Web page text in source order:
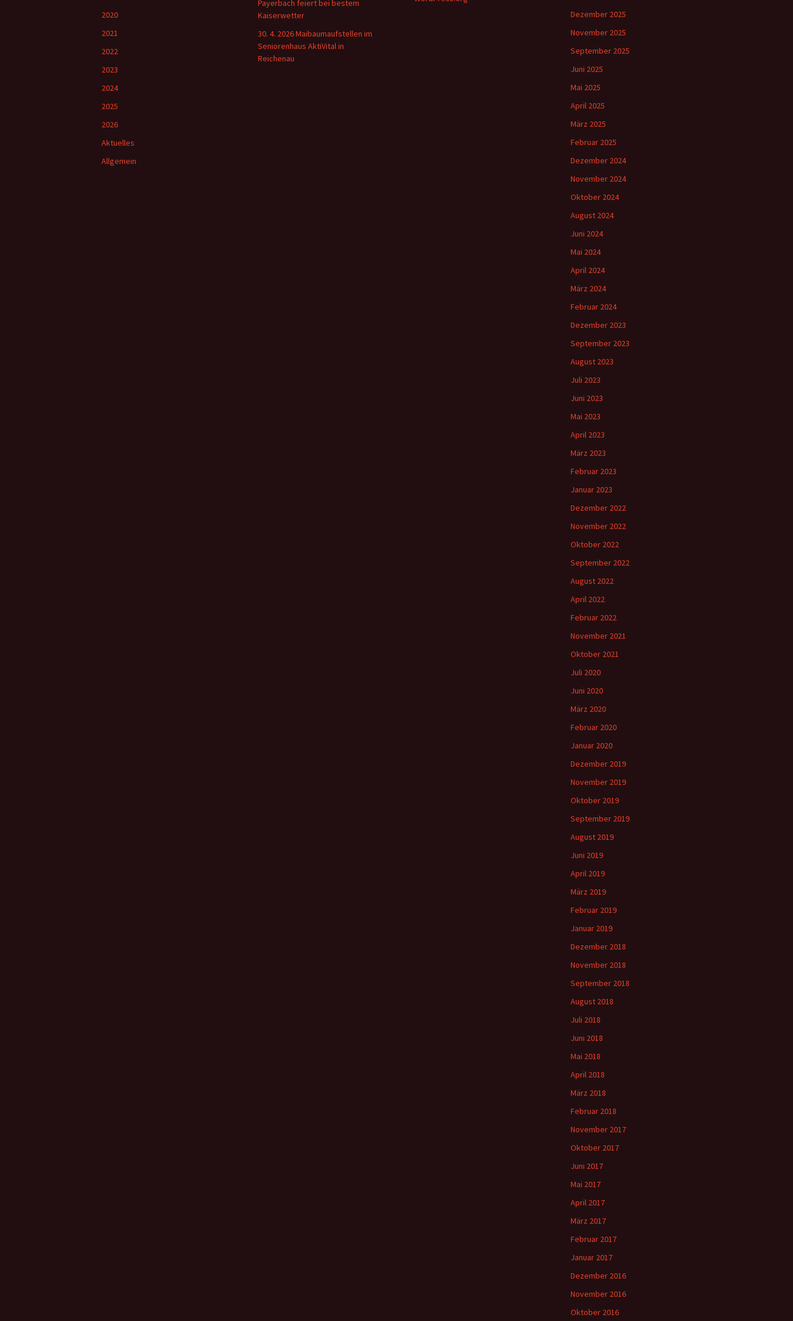
Payerbach feiert bei bestem
Kaiserwetter
30. 4. 2026 Maibaumaufstellen im
Seniorenhaus AktiVital in
Reichenau
Dezember 2025
November 2025
September 2025
Juni 2025
Mai 2025
April 2025
März 2025
Februar 2025
Dezember 2024
November 2024
Oktober 2024
August 2024
Juni 2024
Mai 2024
April 2024
März 2024
Februar 2024
Dezember 2023
September 2023
August 2023
Juli 2023
Juni 2023
Mai 2023
April 2023
März 2023
Februar 2023
Januar 2023
Dezember 2022
November 2022
Oktober 2022
September 2022
August 2022
April 2022
Februar 2022
November 2021
Oktober 2021
Juli 2020
Juni 2020
März 2020
Februar 2020
Januar 2020
Dezember 2019
November 2019
Oktober 2019
September 2019
August 2019
Juni 2019
April 2019
März 2019
Februar 2019
Januar 2019
Dezember 2018
November 2018
September 2018
August 2018
Juli 2018
Juni 2018
Mai 2018
April 2018
März 2018
Februar 2018
November 2017
Oktober 2017
Juni 2017
Mai 2017
April 2017
März 2017
Februar 2017
Januar 2017
Dezember 2016
November 2016
Oktober 2016
2020
2021
2022
2023
2024
2025
2026
Aktuelles
Allgemein